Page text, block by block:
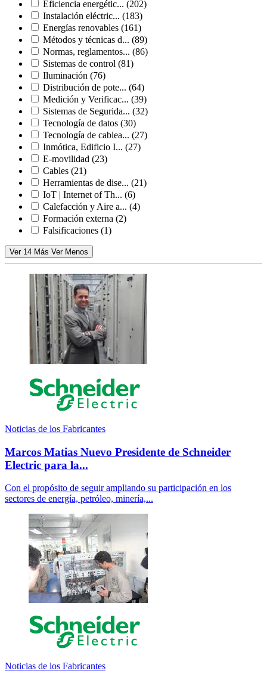
Eficiencia energétic... (202)
Instalación eléctric... (183)
Energías renovables (161)
Métodos y técnicas d... (89)
Normas, reglamentos... (86)
Sistemas de control (81)
Iluminación (76)
Distribución de pote... (64)
Medición y Verificac... (39)
Sistemas de Segurida... (32)
Tecnología de datos (30)
Tecnología de cablea... (27)
Inmótica, Edificio I... (27)
E-movilidad (23)
Cables (21)
Herramientas de dise... (21)
IoT | Internet of Th... (6)
Calefacción y Aire a... (4)
Formación externa (2)
Falsificaciones (1)
Ver 14 Más Ver Menos
Noticias de los Fabricantes
Marcos Matias Nuevo Presidente de Schneider
Electric para la...
Con el propósito de seguir ampliando su participación en los
sectores de energía, petróleo, minería,...
Noticias de los Fabricantes